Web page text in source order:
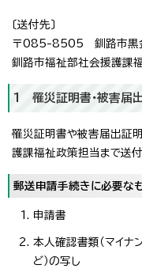
〔送付先〕
〒085-8505 釧路市黒
釧路市福祉部社会援護課
1 罹災証明書・被害届
罹災証明書や被害届出証
護課福祉政策担当まで送付
郵送申請手続きに必要な
申請書
本人確認書類（マイナ
ど）の写し